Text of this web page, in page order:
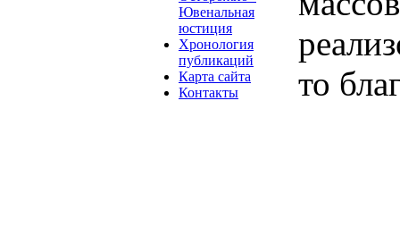
Ювенальная
юстиция
Хронология
публикаций
Карта сайта
Контакты
то